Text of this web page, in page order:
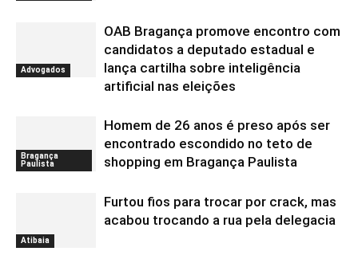
Advogados
OAB Bragança promove encontro com
candidatos a deputado estadual e
lança cartilha sobre inteligência
artificial nas eleições
Bragança
Paulista
Homem de 26 anos é preso após ser
encontrado escondido no teto de
shopping em Bragança Paulista
Atibaia
Furtou fios para trocar por crack, mas
acabou trocando a rua pela delegacia